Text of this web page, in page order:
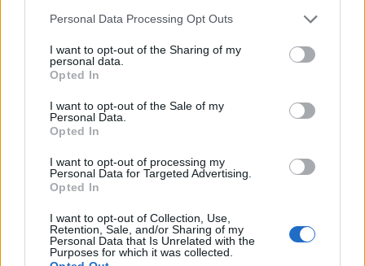
Please note that this website/app uses one or more Google
not limited to your visit or usage behaviour. You may click to
grant or deny consent to Google and its third-party tags to
use your data for below specified purposes in below Google
consent section.
Personal Data Processing Opt Outs
I want to opt-out of the Sharing of my
personal data.
Opted In
I want to opt-out of the Sale of my
Personal Data.
Opted In
I want to opt-out of processing my
Personal Data for Targeted Advertising.
Opted In
I want to opt-out of Collection, Use,
Retention, Sale, and/or Sharing of my
Personal Data that Is Unrelated with the
Purposes for which it was collected.